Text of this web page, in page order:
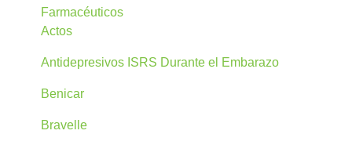
Farmacéuticos
Actos
Antidepresivos ISRS Durante el Embarazo
Benicar
Bravelle